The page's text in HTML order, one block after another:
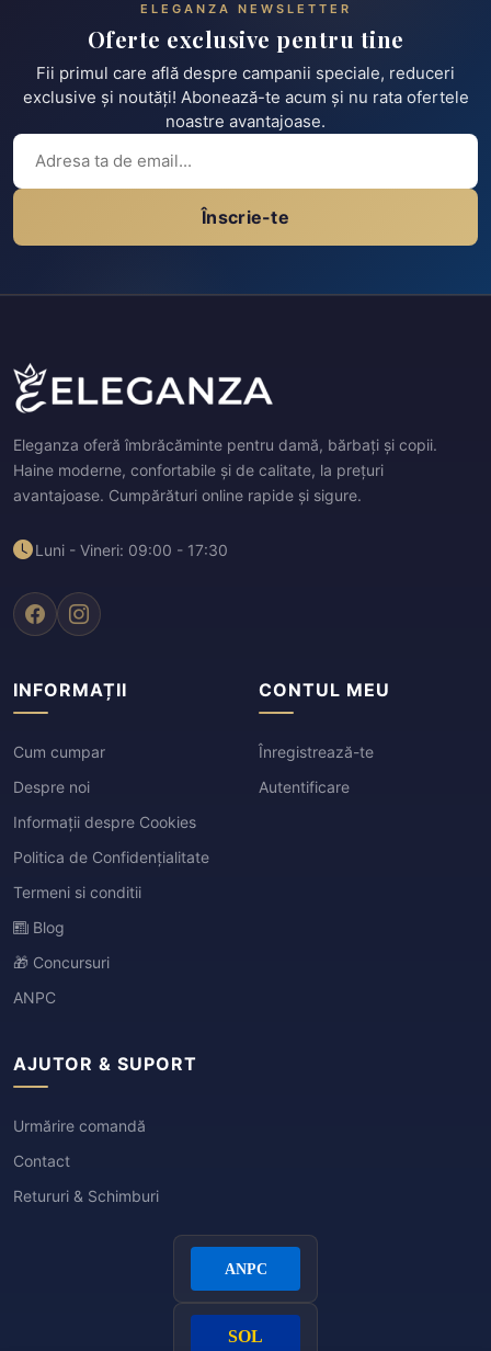
ELEGANZA NEWSLETTER
Oferte exclusive pentru tine
Fii primul care află despre campanii speciale, reduceri
exclusive și noutăți! Abonează-te acum și nu rata ofertele
noastre avantajoase.
Înscrie-te
Eleganza oferă îmbrăcăminte pentru damă, bărbați și copii.
Haine moderne, confortabile și de calitate, la prețuri
avantajoase. Cumpărături online rapide și sigure.
Luni - Vineri: 09:00 - 17:30
INFORMAȚII
Cum cumpar
Despre noi
Informații despre Cookies
Politica de Confidențialitate
Termeni si conditii
Blog
🎁 Concursuri
ANPC
CONTUL MEU
Înregistrează-te
Autentificare
AJUTOR & SUPORT
Urmărire comandă
Contact
Retururi & Schimburi